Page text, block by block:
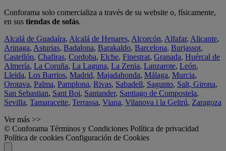
Conforama solo comercializa a través de su website o, físicamente,
en sus tiendas de sofás.
Alcalá de Guadaíra, Alcalá de Henares, Alcorcón, Alfafar, Alicante,
Arinaga, Asturias, Badalona, Barakaldo, Barcelona, Burjassot,
Castellón, Chafiras, Cordoba, Elche, Finestrat, Granada, Huércal de
Almería, La Coruña, La Laguna, La Zenia, Lanzarote, León,
Lleida, Los Barrios, Madrid, Majadahonda, Málaga, Murcia,
Orotava, Palma, Pamplona, Rivas, Sabadell, Sagunto, Salt, Girona,
San Sebastian, Sant Boi, Santander, Santiago de Compostela,
Sevilla, Tamaraceite, Terrassa, Viana, Vilanova i la Geltrú, Zaragoza
Ver más >>
© Conforama Términos y Condiciones Política de privacidad
Política de cookies Configuración de Cookies